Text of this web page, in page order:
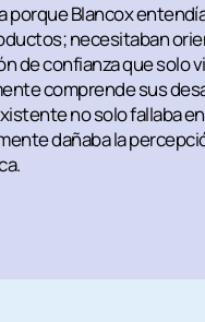
porque Blancox
necesitaban
de confianza que solo
comprende sus
no solo fallaba
dañaba la